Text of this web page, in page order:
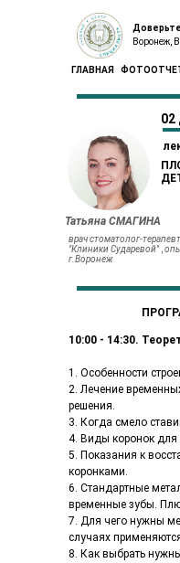
Воронеж,
ГЛАВНАЯ
Татьяна СМАГИНА
02
врач стоматолог-
"Клиники Сударевой"
г.Воронеж
1 0:00 - 14:30.
1. Особенности
2. Лечение
решения.
3. Когда смело
4. Виды коронок для
5. Показания к
коронками.
6. Стандартные
временные зубы.
7. Для чего нужны
случаях
8. Как выбрать